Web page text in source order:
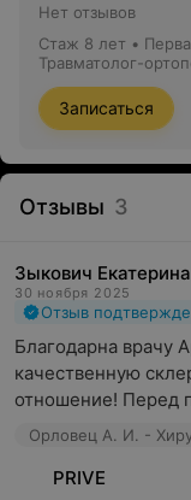
Нет отзывов
Стаж 8 лет •
Травматолог-
Записаться
Отзывы 3
Зыкович Екатерина
30 ноября 2025
Отзыв
Благодарна врачу
качественную
отношение! Перед
Орловец А. И. -
PRIVE